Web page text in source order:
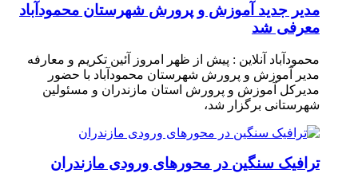
مدیر جدید آموزش و پرورش شهرستان محمودآباد
معرفی شد
محمودآباد آنلاین : پیش از ظهر امروز آئین تکریم و معارفه
مدیر آموزش و پرورش شهرستان محمودآباد با حضور
مدیرکل آموزش و پرورش استان مازندران و مسئولین
شهرستانی برگزار شد،
ترافیک سنگین در محور‌های ورودی مازندران